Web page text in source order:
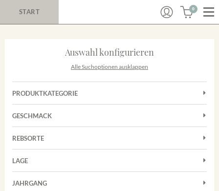
START 0
Auswahl konfigurieren
Alle Suchoptionen ausklappen
PRODUKTKATEGORIE
Cuvées
Rosé
Weißwein
GESCHMACK
Trocken
REBSORTE
Chardonnay
Grauburgunder
LAGE
Achkarrer Schlossberg
JAHRGANG